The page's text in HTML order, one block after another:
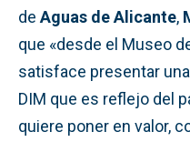
de Aguas de Alicante,
que «desde el Museo
satisface presentar
DIM que es reflejo del
quiere poner en valor,